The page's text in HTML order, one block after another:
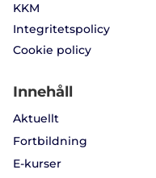
KKM
Integritetspolicy
Cookie policy
Innehåll
Aktuellt
Fortbildning
E-kurser